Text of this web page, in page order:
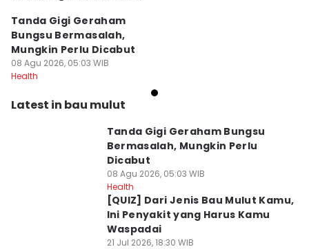
Tanda Gigi Geraham
Bungsu Bermasalah,
Mungkin Perlu Dicabut
08 Agu 2026, 05:03 WIB
Health
Latest in bau mulut
Tanda Gigi Geraham Bungsu
Bermasalah, Mungkin Perlu
Dicabut
08 Agu 2026, 05:03 WIB
Health
[QUIZ] Dari Jenis Bau Mulut Kamu,
Ini Penyakit yang Harus Kamu
Waspadai
21 Jul 2026, 18:30 WIB